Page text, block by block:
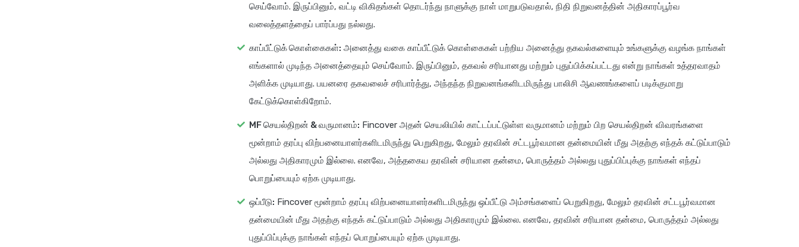
செய்வோம். இருப்பினும், வட்டி விகிதங்கள் தொடர்ந்து நாளுக்கு நாள் மாறுபடுவதால், நிதி நிறுவனத்தின் அதிகாரப்பூர்வ
வலைத்தளத்தைப் பார்ப்பது நல்லது.
காப்பீட்டுக் கொள்கைகள்: அனைத்து வகை காப்பீட்டுக் கொள்கைகள் பற்றிய அனைத்து தகவல்களையும் உங்களுக்கு வழங்க நாங்கள்
எங்களால் முடிந்த அனைத்தையும் செய்வோம். இருப்பினும், தகவல் சரியானது மற்றும் புதுப்பிக்கப்பட்டது என்று நாங்கள் உத்தரவாதம்
அளிக்க முடியாது. பயனரை தகவலைச் சரிபார்த்து, அந்தந்த நிறுவனங்களிடமிருந்து பாலிசி ஆவணங்களைப் படிக்குமாறு
கேட்டுக்கொள்கிறோம்.
MF செயல்திறன் & வருமானம்: Fincover அதன் செயலியில் காட்டப்பட்டுள்ள வருமானம் மற்றும் பிற செயல்திறன் விவரங்களை
மூன்றாம் தரப்பு விற்பனையாளர்களிடமிருந்து பெறுகிறது, மேலும் தரவின் சட்டபூர்வமான தன்மையின் மீது அதற்கு எந்தக் கட்டுப்பாடும்
அல்லது அதிகாரமும் இல்லை. எனவே, அத்தகைய தரவின் சரியான தன்மை, பொருத்தம் அல்லது புதுப்பிப்புக்கு நாங்கள் எந்தப்
பொறுப்பையும் ஏற்க முடியாது.
ஒப்பீடு: Fincover மூன்றாம் தரப்பு விற்பனையாளர்களிடமிருந்து ஒப்பீட்டு அம்சங்களைப் பெறுகிறது, மேலும் தரவின் சட்டபூர்வமான
தன்மையின் மீது அதற்கு எந்தக் கட்டுப்பாடும் அல்லது அதிகாரமும் இல்லை. எனவே, தரவின் சரியான தன்மை, பொருத்தம் அல்லது
புதுப்பிப்புக்கு நாங்கள் எந்தப் பொறுப்பையும் ஏற்க முடியாது.